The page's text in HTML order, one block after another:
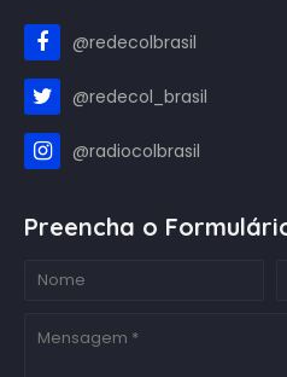
@redecolbrasil
@redecol_brasil
@radiocolbrasil
Preencha o